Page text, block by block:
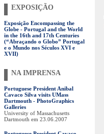
EXPOSIÇÃO
Exposição Encompassing the
Globe - Portugal and the World
in the 16th and 17th Centuries
(“Abraçando o Globo” Portugal
e o Mundo nos Séculos XVI e
XVII)
NA IMPRENSA
Portuguese President Anibal
Cavaco Silva visits UMass
Dartmouth - PhotoGraphics
Galleries
University of Massachusetts
Dartmouth em 23.06.2007